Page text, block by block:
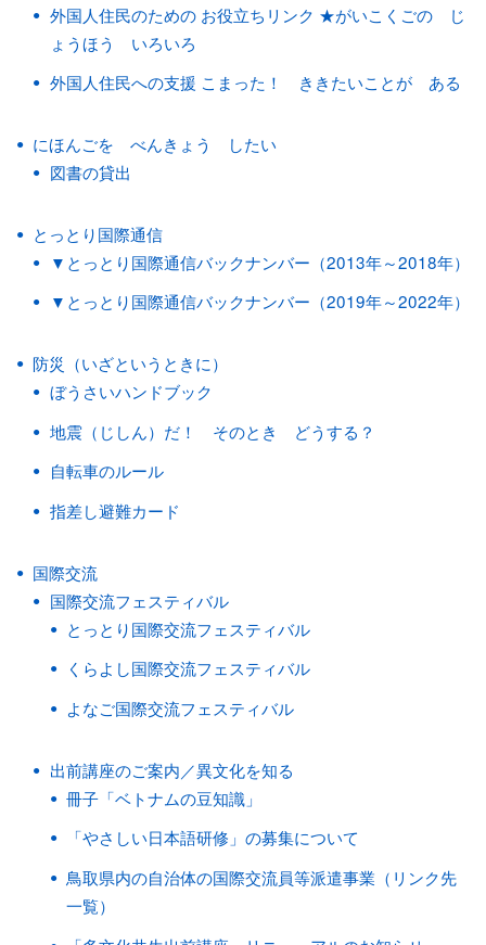
外国人住民のための お役立ちリンク ★がいこくごの じ
ょうほう いろいろ
外国人住民への支援 こまった！ ききたいことが ある
にほんごを べんきょう したい
図書の貸出
とっとり国際通信
▼とっとり国際通信バックナンバー（2013年～2018年）
▼とっとり国際通信バックナンバー（2019年～2022年）
防災（いざというときに）
ぼうさいハンドブック
地震（じしん）だ！ そのとき どうする？
自転車のルール
指差し避難カード
国際交流
国際交流フェスティバル
とっとり国際交流フェスティバル
くらよし国際交流フェスティバル
よなご国際交流フェスティバル
出前講座のご案内／異文化を知る
冊子「ベトナムの豆知識」
「やさしい日本語研修」の募集について
鳥取県内の自治体の国際交流員等派遣事業（リンク先
一覧）